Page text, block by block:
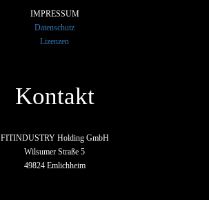
IMPRESSUM
Datenschutz
Lizenzen
Kontakt
FITINDUSTRY Holding GmbH
Wilsumer Straße 5
49824 Emlichheim